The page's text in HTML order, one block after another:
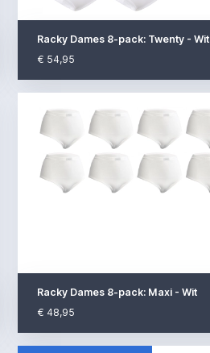
Racky Dames 8-pack: Twenty - Wit
€ 54,95
Racky Dames 8-pack: Maxi - Wit
€ 48,95